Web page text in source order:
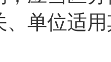
、单位适